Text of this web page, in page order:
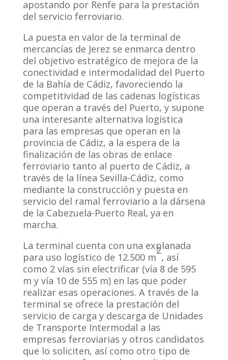
apostando por Renfe para la prestación
del servicio ferroviario.
La puesta en valor de la terminal de
mercancías de Jerez se enmarca dentro
del objetivo estratégico de mejora de la
conectividad e intermodalidad del Puerto
de la Bahía de Cádiz, favoreciendo la
competitividad de las cadenas logísticas
que operan a través del Puerto, y supone
una interesante alternativa logística
para las empresas que operan en la
provincia de Cádiz, a la espera de la
finalización de las obras de enlace
ferroviario tanto al puerto de Cádiz, a
través de la línea Sevilla-Cádiz, como
mediante la construcción y puesta en
servicio del ramal ferroviario a la dársena
de la Cabezuela-Puerto Real, ya en
marcha.
La terminal cuenta con una explanada
para uso logístico de 12.500 m
2
, así
como 2 vías sin electrificar (vía 8 de 595
m y vía 10 de 555 m) en las que poder
realizar esas operaciones. A través de la
terminal se ofrece la prestación del
servicio de carga y descarga de Unidades
de Transporte Intermodal a las
empresas ferroviarias y otros candidatos
que lo soliciten, así como otro tipo de